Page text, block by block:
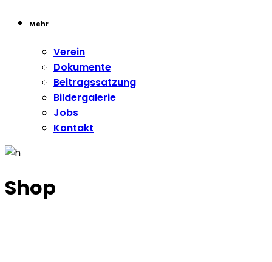
Mehr
Verein
Dokumente
Beitragssatzung
Bildergalerie
Jobs
Kontakt
Shop